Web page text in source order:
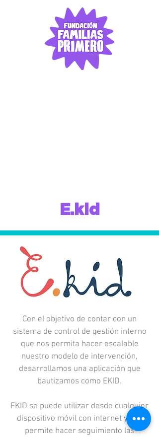
E.kid
Con el objetivo de contar con un
sistema de control de gestión interno
que nos permita hacer escalable
nuestro modelo de intervención,
desarrollamos una aplicación que
bautizamos como EKID.
EKID se puede utilizar desde cualquier
dispositivo móvil con internet y nos
permite hacer seguimiento las